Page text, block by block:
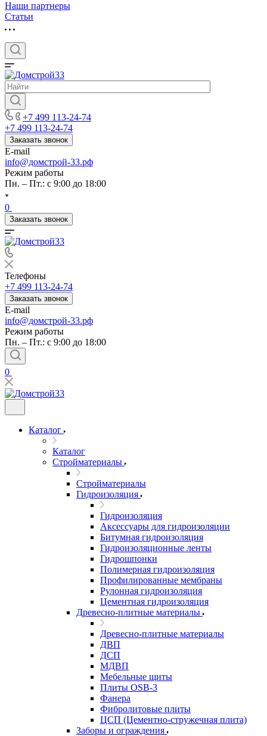
Наши партнеры
Статьи
+7 499 113-24-74
+7 499 113-24-74
Заказать звонок
E-mail
info@домстрой-33.рф
Режим работы
Пн. – Пт.: с 9:00 до 18:00
0
Заказать звонок
Телефоны
+7 499 113-24-74
Заказать звонок
E-mail
info@домстрой-33.рф
Режим работы
Пн. – Пт.: с 9:00 до 18:00
0
Каталог
Каталог
Стройматериалы
Стройматериалы
Гидроизоляция
Гидроизоляция
Аксессуары для гидроизоляции
Битумная гидроизоляция
Гидроизоляционные ленты
Гидрошпонки
Полимерная гидроизоляция
Профилированные мембраны
Рулонная гидроизоляция
Цементная гидроизоляция
Древесно-плитные материалы
Древесно-плитные материалы
ДВП
ДСП
МДВП
Мебельные щиты
Плиты OSB-3
Фанера
Фибролитовые плиты
ЦСП (Цементно-стружечная плита)
Заборы и ограждения